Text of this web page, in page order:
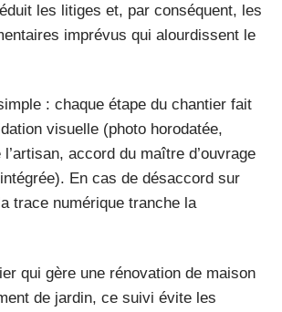
les litiges et, par conséquent, les
imprévus qui alourdissent le
: chaque étape du chantier fait
visuelle (photo horodatée,
accord du maître d’ouvrage
En cas de désaccord sur
trace numérique tranche la
qui gère une rénovation de maison
de jardin, ce suivi évite les